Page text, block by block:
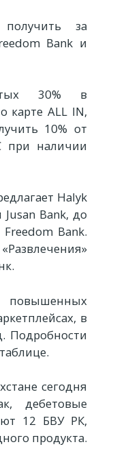
за
Bank и
30% в
карте ALL IN,
10% от
при наличии
Halyk
Bank, до
Bank.
в
Подробности
сегодня
дебетовые
12 БВУ РК,
продукта.